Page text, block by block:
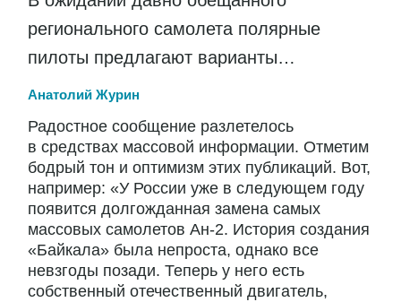
регионального самолета полярные
пилоты предлагают варианты…
Анатолий Журин
Радостное сообщение разлетелось
в средствах массовой информации. Отметим
бодрый тон и оптимизм этих публикаций. Вот,
например: «У России уже в следующем году
появится долгожданная замена самых
массовых самолетов Ан-2. История создания
«Байкала» была непроста, однако все
невзгоды позади. Теперь у него есть
собственный отечественный двигатель,